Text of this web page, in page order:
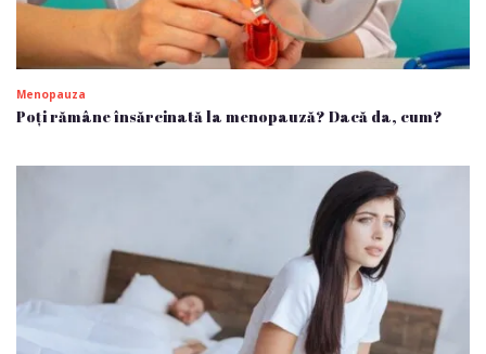
Menopauza
Poți rămâne însărcinată la menopauză? Dacă da, cum?